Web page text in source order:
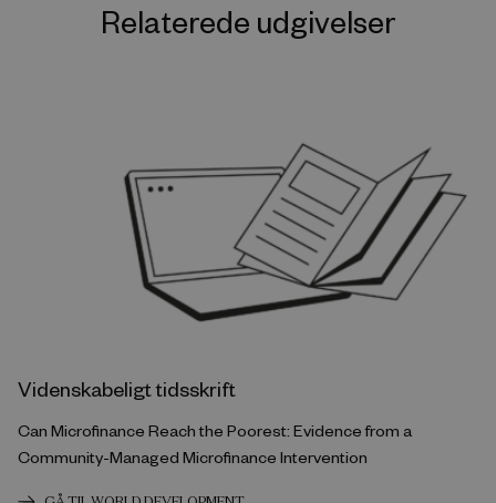
Relaterede udgivelser
Videnskabeligt tidsskrift
Can Microfinance Reach the Poorest: Evidence from a
Community-Managed Microfinance Intervention